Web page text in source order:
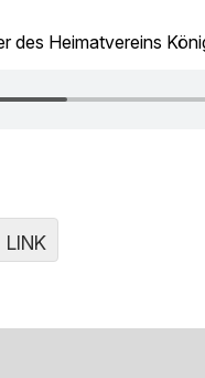
des Heimatvereins
LINK